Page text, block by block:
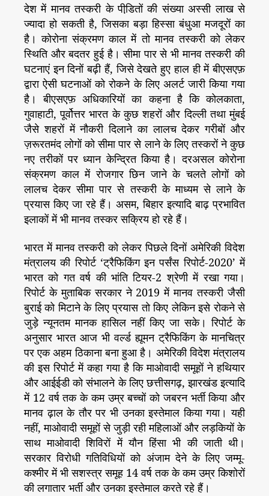
देश में मानव तस्करी के पीडि़तों की संख्या अस्सी लाख से
ज्यादा हो सकती है, जिसका बड़ा हिस्सा बंधुआ मजदूरों का
है। कोरोना संक्रमण काल में तो मानव तस्करी को लेकर
स्थिति और बदतर हुई है। सीमा पार से भी मानव तस्करी की
घटनाएं इन दिनों बढ़ी हैं, जिसे देखते हुए हाल ही में बीएसएफ़
द्वारा ऐसी घटनाओं को रोकने के लिए अलर्ट जारी किया गया
है। बीएसएफ़ अधिकारियों का कहना है कि कोलकाता,
गुवाहाटी, पूर्वोत्तर भारत के कुछ शहरों और दिल्ली तथा मुंबई
जैसे शहरों में नौकरी दिलाने का लालच देकर गरीबों और
ज़रूरतमंद लोगों को सीमा पार से लाने के लिए तस्करों ने कुछ
नए तरीकों पर ध्यान केन्द्रित किया है। दरअसल कोरोना
संक्रमण काल में रोजगार छिन जाने के चलते लोगों को
लालच देकर सीमा पार से तस्करी के माध्यम से लाने के
प्रयास किए जा रहे हैं। असम, बिहार इत्यादि बाढ़ प्रभावित
इलाकों में भी मानव तस्कर सक्रिय हो रहे हैं।
भारत में मानव तस्करी को लेकर पिछले दिनों अमेरिकी विदेश
मंत्रालय की रिपोर्ट ‘ट्रैफिकिंग इन पर्संस रिपोर्ट-2020’ में
भारत को गत वर्ष की भांति टियर-2 श्रेणी में रखा गया।
रिपोर्ट के मुताबिक सरकार ने 2019 में मानव तस्करी जैसी
बुराई को मिटाने के लिए प्रयास तो किए लेकिन इसे रोकने से
जुड़े न्यूनतम मानक हासिल नहीं किए जा सके। रिपोर्ट के
अनुसार भारत आज भी वर्ल्ड ह्यूमन ट्रैफिकिंग के मानचित्र
पर एक अहम ठिकाना बना हुआ है। अमेरिकी विदेश मंत्रालय
की इस रिपोर्ट में कहा गया है कि माओवादी समूहों ने हथियार
और आईईडी को संभालने के लिए छत्तीसगढ़, झारखंड इत्यादि
में 12 वर्ष तक के कम उम्र बच्चों को जबरन भर्ती किया और
मानव ढ़ाल के तौर पर भी उनका इस्तेमाल किया गया। यही
नहीं, माओवादी समूहों से जुड़ी रही महिलाओं और लड़कियों के
साथ माओवादी शिविरों में यौन हिंसा भी की जाती थी।
सरकार विरोधी गतिविधियों को अंजाम देने के लिए जम्मू-
कश्मीर में भी सशस्त्र समूह 14 वर्ष तक के कम उम्र किशोरों
की लगातार भर्ती और उनका इस्तेमाल करते रहे हैं।